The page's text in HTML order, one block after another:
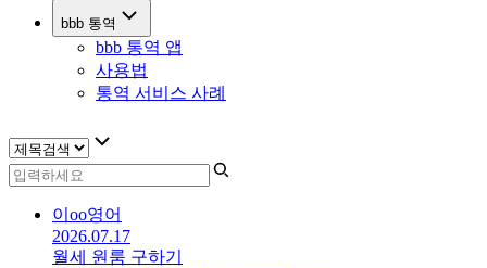
bbb 통역
bbb 통역 앱
사용법
통역 서비스 사례
이oo영어
2026.07.17
월세 원룸 구하기